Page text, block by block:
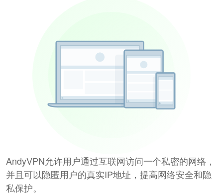
AndyVPN允许用户通过互联网访问一个私密的网络，
并且可以隐匿用户的真实IP地址，提高网络安全和隐
私保护。